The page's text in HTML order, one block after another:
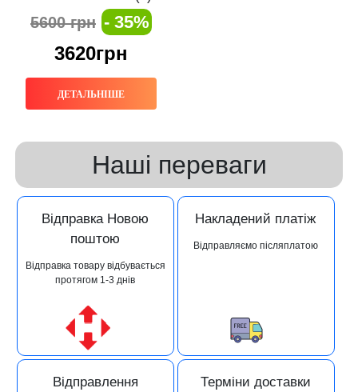
5600 грн - 35%
3620грн
ДЕТАЛЬНІШЕ
Наші переваги
Відправка Новою
поштою
Відправка товару відбувається
протягом 1-3 днів
Накладений платіж
Відправляємо післяплатою
Відправлення
Терміни доставки